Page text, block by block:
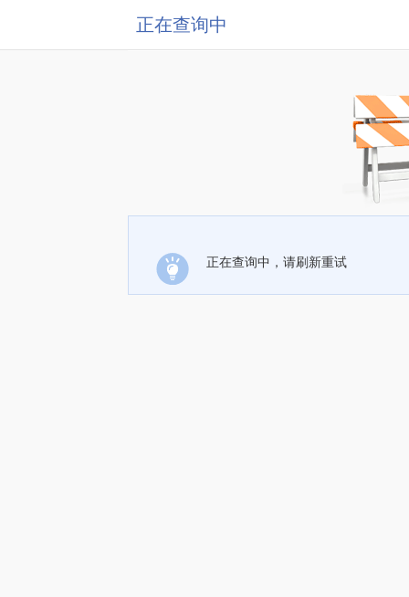
正在查询中
正在查询中，请刷新重试